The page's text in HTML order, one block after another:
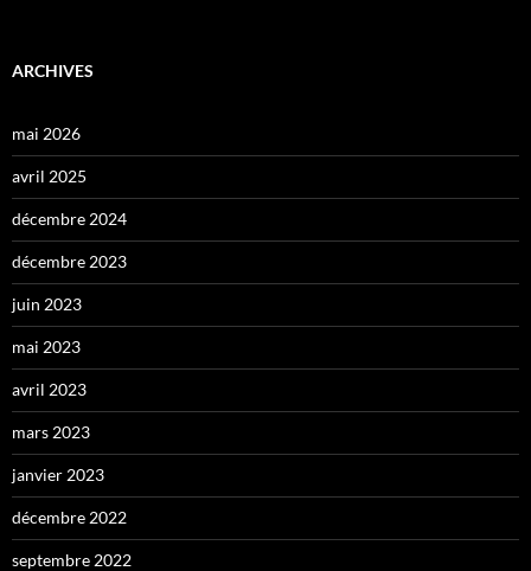
ARCHIVES
mai 2026
avril 2025
décembre 2024
décembre 2023
juin 2023
mai 2023
avril 2023
mars 2023
janvier 2023
décembre 2022
septembre 2022